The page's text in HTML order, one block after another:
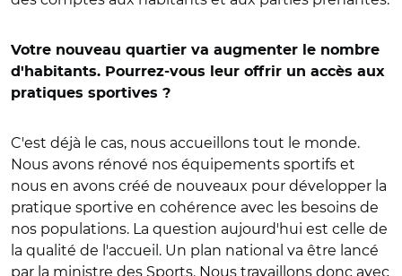
Votre nouveau quartier va augmenter le nombre
d'habitants. Pourrez-vous leur offrir un accès aux
pratiques sportives ?
C'est déjà le cas, nous accueillons tout le monde.
Nous avons rénové nos équipements sportifs et
nous en avons créé de nouveaux pour développer la
pratique sportive en cohérence avec les besoins de
nos populations. La question aujourd'hui est celle de
la qualité de l'accueil. Un plan national va être lancé
par la ministre des Sports. Nous travaillons donc avec